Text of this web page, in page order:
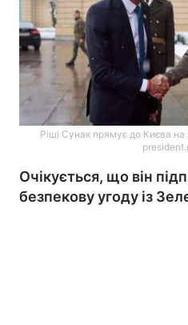
Ріші Сунак прямує до Києва
Очікується, що він
безпекову угоду із